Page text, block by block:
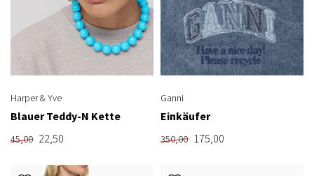
Harper & Yve
Blauer Teddy-N Kette
45,00 22,50
Ganni
Einkäufer
350,00 175,00